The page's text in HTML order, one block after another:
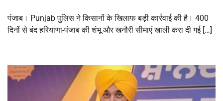
पंजाब। Punjab पुलिस ने किसानों के खिलाफ बड़ी कार्रवाई की है। 400
दिनों से बंद हरियाणा-पंजाब की शंभू और खनौरी सीमाएं खाली करा दी गई […]